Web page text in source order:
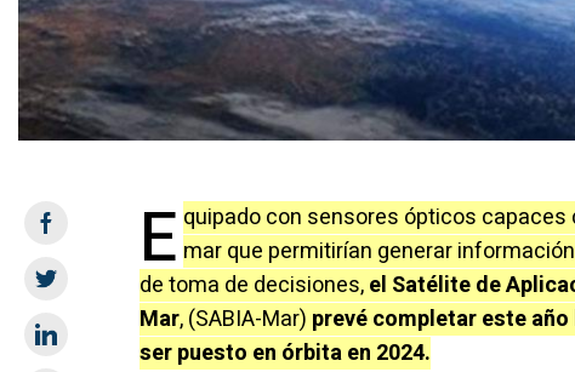
E quipado con sensores ópticos capaces
mar que permitirían generar
de toma de decisiones,el Satélite de
Mar, (SABIA-Mar) prevé completar este
ser puesto en órbita en 2024.